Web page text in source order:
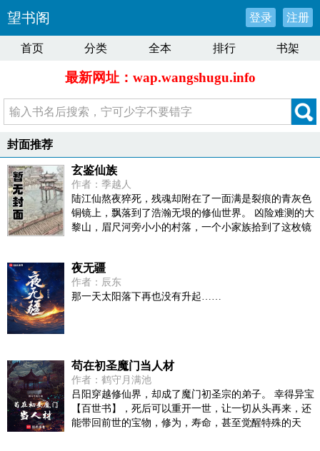
望书阁 登录 注册
首页 分类 全本 排行 书架
最新网址：wap.wangshugu.info
封面推荐
玄鉴仙族
作者：季越人
陆江仙熬夜猝死，残魂却附在了一面满是裂痕的青灰色
铜镜上，飘落到了浩瀚无垠的修仙世界。 凶险难测的大
黎山，眉尺河旁小小的村落，一个小家族拾到了这枚镜
夜无疆
作者：辰东
那一天太阳落下再也没有升起……
苟在初圣魔门当人材
作者：鹤守月满池
吕阳穿越修仙界，却成了魔门初圣宗的弟子。 幸得异宝
【百世书】，死后可以重开一世，让一切从头再来，还
能带回前世的宝物，修为，寿命，甚至觉醒特殊的天